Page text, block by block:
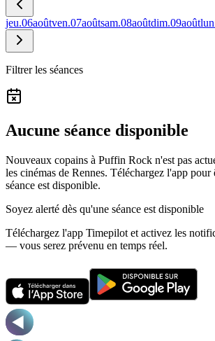
jeu.06aoûtven.07aoûtsam.08aoûtdim.09août
Filtrer les séances
Aucune séance disponible
Nouveaux copains à Puffin Rock n'est pas
les cinémas de Rennes. Téléchargez l'app pour
séance est disponible.
Soyez alerté dès qu'une séance est disponible
Téléchargez l'app Timepilot et activez les
— vous serez prévenu en temps réel.